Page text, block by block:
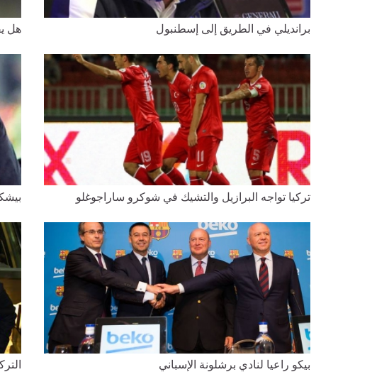
برانديلي في الطريق إلى إسطنبول هل
تركيا تواجه البرازيل والتشيك في شوكرو ساراجوغلو
بيكو راعيا لنادي برشلونة الإسباني